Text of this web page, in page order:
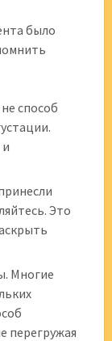
было
способ
Это
Многие
перегружая